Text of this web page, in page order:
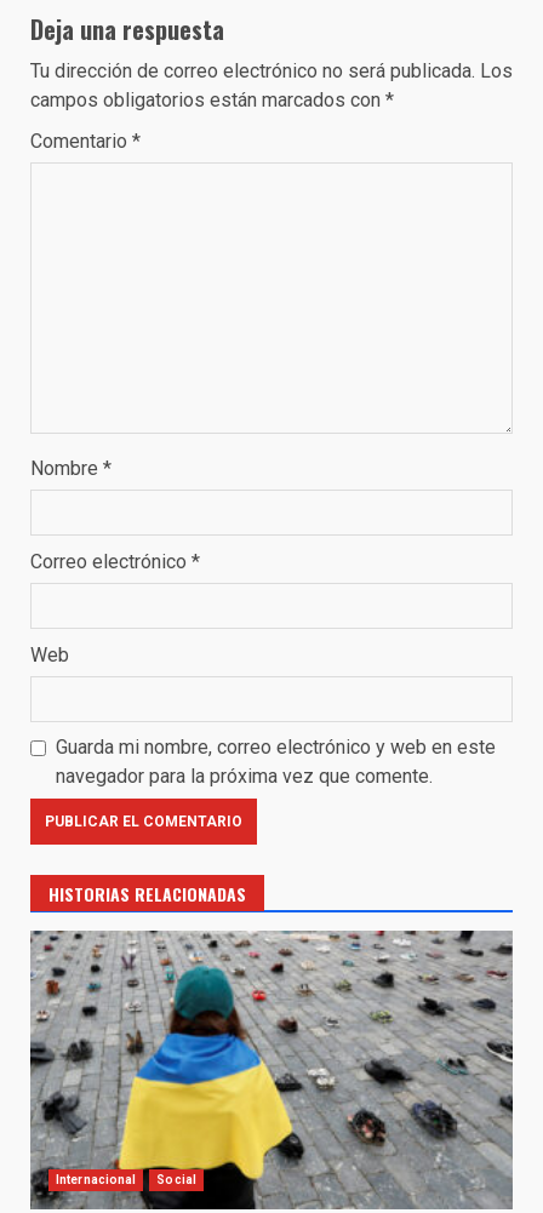
Deja una respuesta
Tu dirección de correo electrónico no será publicada. Los
campos obligatorios están marcados con *
Comentario *
Nombre *
Correo electrónico *
Web
Guarda mi nombre, correo electrónico y web en este
navegador para la próxima vez que comente.
HISTORIAS RELACIONADAS
Internacional Social